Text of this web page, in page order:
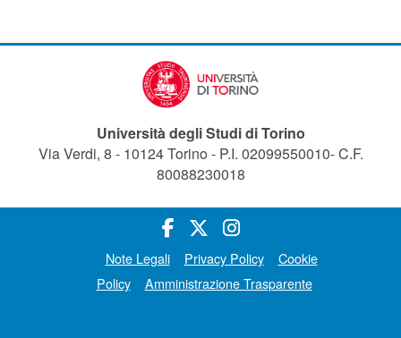
Università degli Studi di Torino
Via Verdi, 8 - 10124 Torino - P.I. 02099550010- C.F.
80088230018
Note Legali Privacy Policy
Cookie
Policy
Amministrazione Trasparente